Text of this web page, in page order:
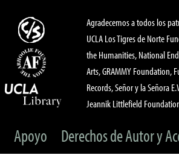
Agradecemos a todos los
UCLA Los Tigres de Norte
the Humanities, National
Arts, GRAMMY Foundation,
Records, Señor y la Señora
Jeannik Littlefield
Apoyo Derechos de Autor y